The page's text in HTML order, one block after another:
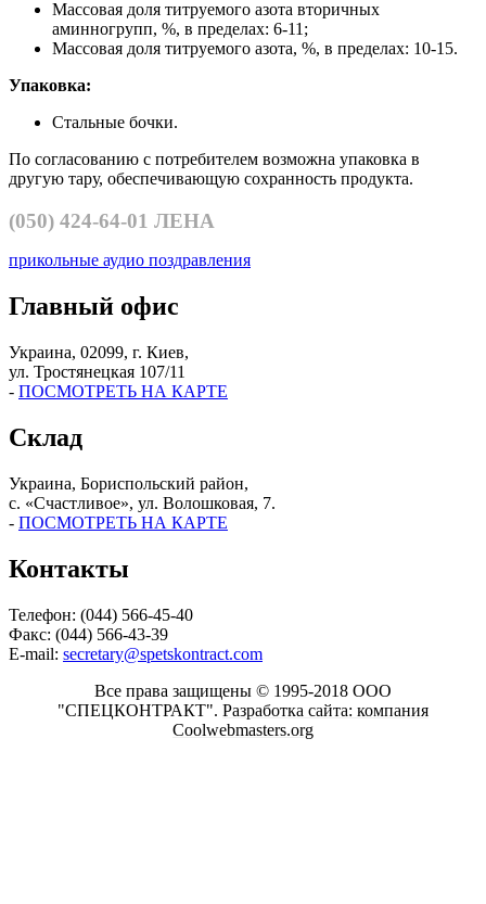
Массовая доля титруемого азота вторичных
аминногрупп, %, в пределах: 6-11;
Массовая доля титруемого азота, %, в пределах: 10-15.
Упаковка:
Cтальные бочки.
По согласованию с потребителем возможна упаковка в
другую тару, обеспечивающую сохранность продукта.
(050) 424-64-01 ЛЕНА
прикольные аудио поздравления
Главный офис
Украина, 02099, г. Киев,
ул. Тростянецкая 107/11
- ПОСМОТРЕТЬ НА КАРТЕ
Склад
Украина, Бориспольский район,
с. «Счастливое», ул. Волошковая, 7.
- ПОСМОТРЕТЬ НА КАРТЕ
Контакты
Телефон: (044) 566-45-40
Факс: (044) 566-43-39
E-mail: secretary@spetskontract.com
Все права защищены © 1995-2018 ООО
"СПЕЦКОНТРАКТ". Разработка сайта: компания
Coolwebmasters.org